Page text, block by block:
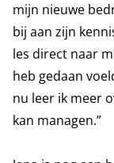
mijn nieuwe
bij aan zijn
les direct naar
heb gedaan
nu leer ik meer
kan managen.”